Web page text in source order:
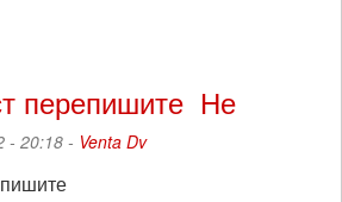
перепишите Не
- 20:18 - Venta Dv